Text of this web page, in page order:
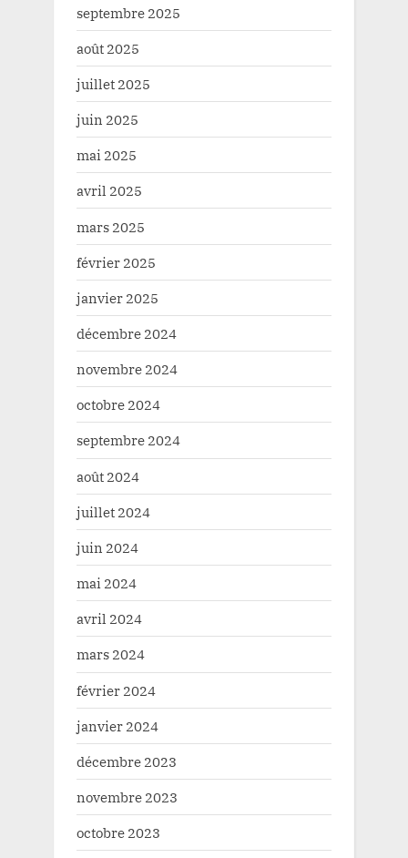
septembre 2025
août 2025
juillet 2025
juin 2025
mai 2025
avril 2025
mars 2025
février 2025
janvier 2025
décembre 2024
novembre 2024
octobre 2024
septembre 2024
août 2024
juillet 2024
juin 2024
mai 2024
avril 2024
mars 2024
février 2024
janvier 2024
décembre 2023
novembre 2023
octobre 2023